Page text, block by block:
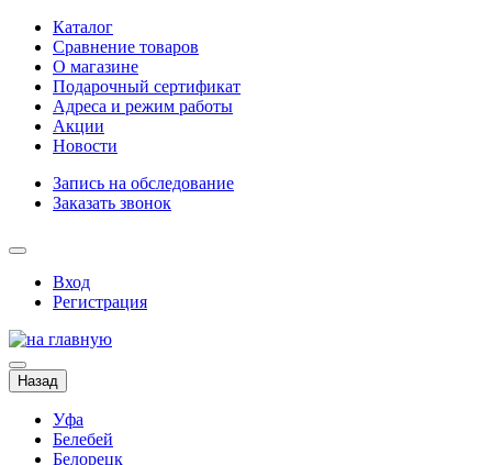
Каталог
Сравнение товаров
О магазине
Подарочный сертификат
Адреса и режим работы
Акции
Новости
Запись на обследование
Заказать звонок
Вход
Регистрация
Назад
Уфа
Белебей
Белорецк